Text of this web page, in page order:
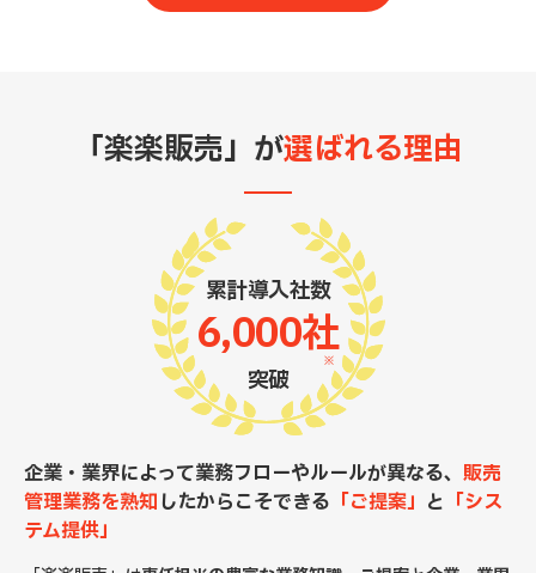
「楽楽販売」が選ばれる理由
累計導入社数
6,000社
※
突破
企業・業界によって業務フローやルールが異なる、 販売
管理業務を熟知したからこそできる 「ご提案」 と 「シス
テム提供」